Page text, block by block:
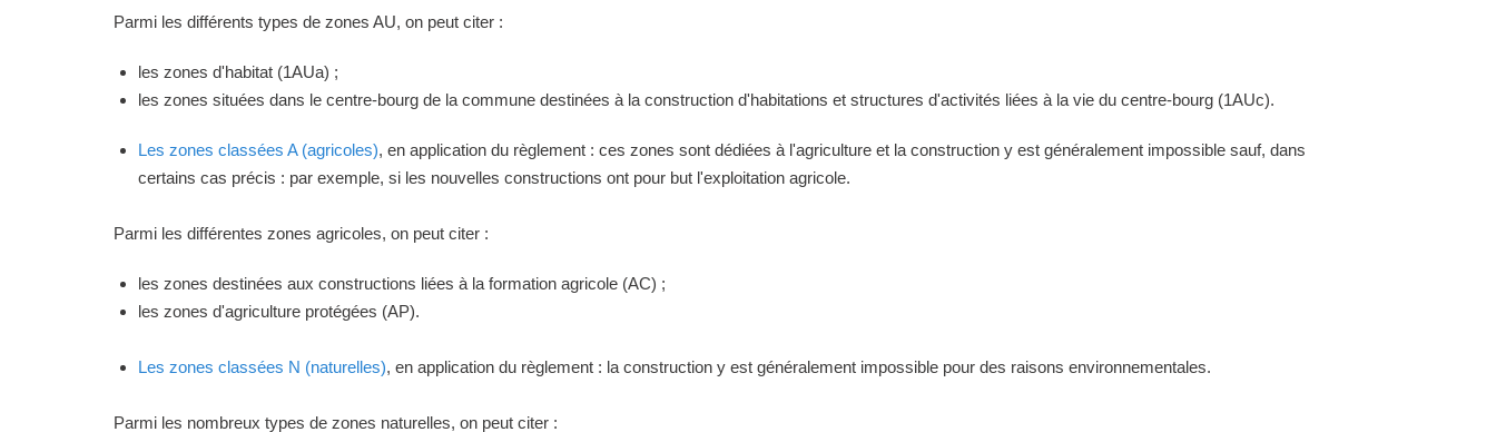
Parmi les différents types de zones AU, on peut citer :
les zones d'habitat (1AUa) ;
les zones situées dans le centre-bourg de la commune destinées à la construction d'habitations et structures d'activités liées à la vie du centre-bourg (1AUc).
Les zones classées A (agricoles), en application du règlement : ces zones sont dédiées à l'agriculture et la construction y est généralement impossible sauf, dans
certains cas précis : par exemple, si les nouvelles constructions ont pour but l'exploitation agricole.
Parmi les différentes zones agricoles, on peut citer :
les zones destinées aux constructions liées à la formation agricole (AC) ;
les zones d'agriculture protégées (AP).
Les zones classées N (naturelles), en application du règlement : la construction y est généralement impossible pour des raisons environnementales.
Parmi les nombreux types de zones naturelles, on peut citer :